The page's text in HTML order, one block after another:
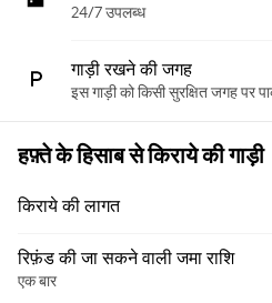
24/7 उपलब्ध
गाड़ी रखने की जगह
इस गाड़ी को किसी सुरक्षित जगह पर
हफ़्ते के हिसाब से किराये की गाड़ी
किराये की लागत
रिफ़ंड की जा सकने वाली जमा राशि
एक बार